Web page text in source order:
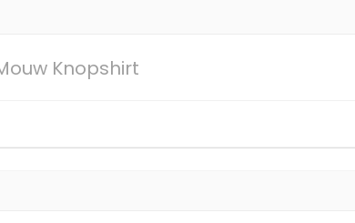
Knopshirt